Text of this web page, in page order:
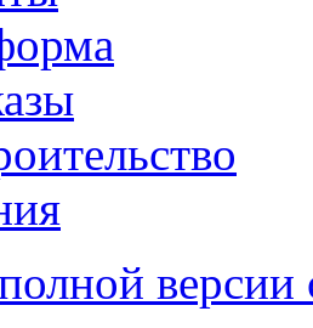
версии